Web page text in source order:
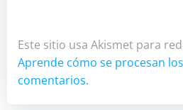
Este sitio usa Akismet para
Aprende cómo se procesan
comentarios.